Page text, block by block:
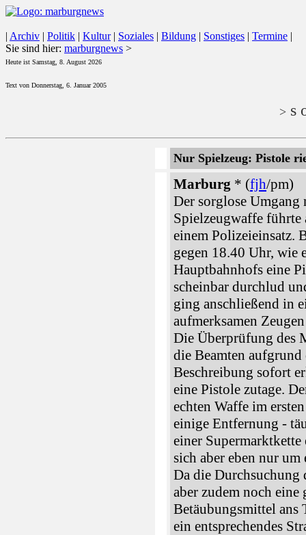
| Archiv | Politik | Kultur| Soziales | Bildung | Sonstiges | Termine |
Sie sind hier: marburgnews >
Heute ist Samstag, 8. August 2026
Text von Donnerstag, 6. Januar 2005
> s
Nur Spielzeug: Pistole
Marburg * (fjh/pm)
Der sorglose
Spielzeugwaffe führte
einem Polizeieinsatz.
gegen 18.40 Uhr, wie
Hauptbahnhofs eine
scheinbar durchlud
ging anschließend in
aufmerksamen
Die Überprüfung des
die Beamten
Beschreibung sofort
eine Pistole zutage.
echten Waffe im
einige Entfernung -
einer
sich aber eben nur
Da die Durchsuchung
aber zudem noch eine
Betäubungsmittel ans
ein entsprechendes